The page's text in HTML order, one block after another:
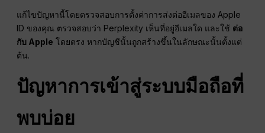
แก้ไขปัญหานี้โดยตรวจสอบการตั้งค่าการส่งต่ออีเมลของ Apple
ID ของคุณ ตรวจสอบว่า Perplexity เห็นที่อยู่อีเมลใด และใช้ ต่อ
กับ Apple โดยตรง หากบัญชีนั้นถูกสร้างขึ้นในลักษณะนั้นตั้งแต่
ต้น.
ปัญหาการเข้าสู่ระบบมือถือที่
พบบ่อย